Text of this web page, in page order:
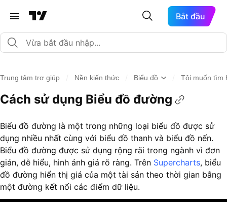
Bắt đầu
Trung tâm trợ giúp Nền kiến thức Biểu đồ Tôi muốn tìm
Cách sử dụng Biểu đồ đường
Biểu đồ đường là một trong những loại biểu đồ được sử
dụng nhiều nhất cùng với biểu đồ thanh và biểu đồ nến.
Biểu đồ đường được sử dụng rộng rãi trong ngành vì đơn
giản, dễ hiểu, hình ảnh giá rõ ràng. Trên Supercharts, biểu
đồ đường hiển thị giá của một tài sản theo thời gian bằng
một đường kết nối các điểm dữ liệu.